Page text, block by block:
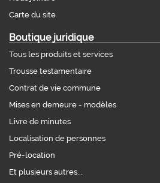
Carte du site
Boutique juridique
Tous les produits et services
Trousse testamentaire
Contrat de vie commune
Mises en demeure - modèles
Livre de minutes
Localisation de personnes
Pré-location
Et plusieurs autres...